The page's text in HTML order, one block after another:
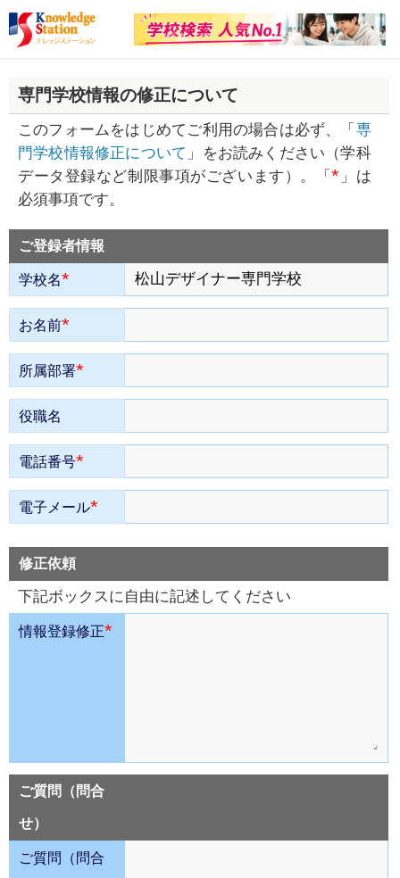
専門学校情報の修正について
このフォームをはじめてご利用の場合は必ず、「 専
門学校情報修正について 」をお読みください（学科
データ登録など制限事項がございます）。「* 」は
必須事項です。
ご登録者情報
学校名*
お名前*
所属部署*
役職名
電話番号*
電子メール*
修正依頼
下記ボックスに自由に記述してください
情報登録修正*
ご質問（問合
せ）
ご質問（問合